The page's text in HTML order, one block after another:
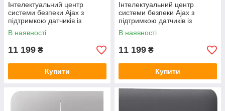
Інтелектуальний центр
системи безпеки Ajax з
підтримкою датчиків із
фотофіксацією Ajax Ajax Hub
2 4G
В наявності
11 199 ₴
Купити
Інтелектуальний центр
системи безпеки Ajax з
підтримкою датчиків із
фотофіксацією Ajax Ajax Hub
2 4G
В наявності
11 199 ₴
Купити